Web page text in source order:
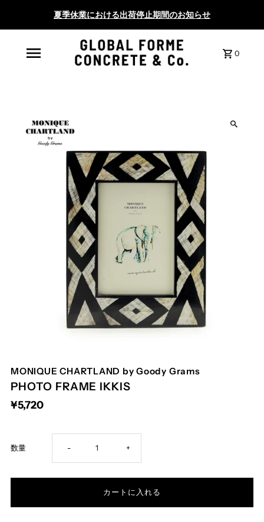
夏季休業における出荷停止期間のお知らせ
0
MONIQUE CHARTLAND by Goody Grams
PHOTO FRAME IKKIS
¥5,720
数量 Decrease
quantity
- Increase
quantity
+